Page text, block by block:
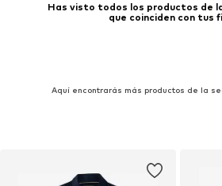
Has visto todos los productos de
que coinciden con tus
Aquí encontrarás más productos de la